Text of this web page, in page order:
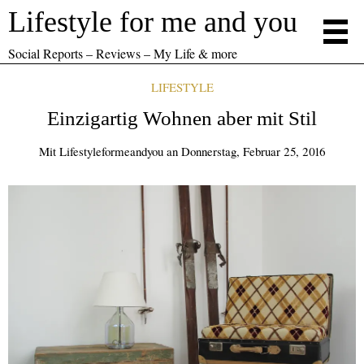
Lifestyle for me and you
Social Reports – Reviews – My Life & more
LIFESTYLE
Einzigartig Wohnen aber mit Stil
Mit Lifestyleformeandyou an Donnerstag, Februar 25, 2016